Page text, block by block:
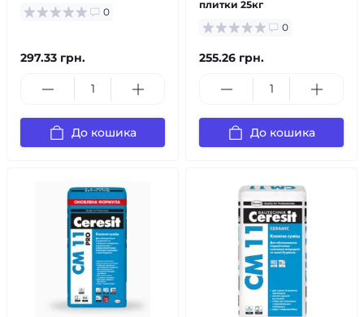
0
297.33 грн.
До кошика
плитки 25кг
0
255.26 грн.
До кошика